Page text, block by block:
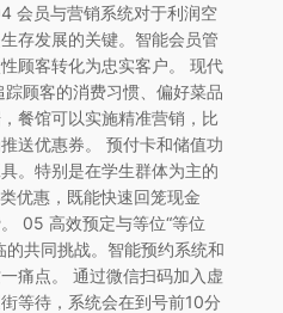
会员与营销系统对于利润空
存发展的关键。智能会员管
顾客转化为忠实客户。 现代
顾客的消费习惯、偏好菜品
餐馆可以实施精准营销，比
送优惠券。 预付卡和储值功
。特别是在学生群体为主的
优惠，既能快速回笼现金
05 高效预定与等位“等位
的共同挑战。智能预约系统和
痛点。 通过微信扫码加入虚
等待，系统会在到号前10分